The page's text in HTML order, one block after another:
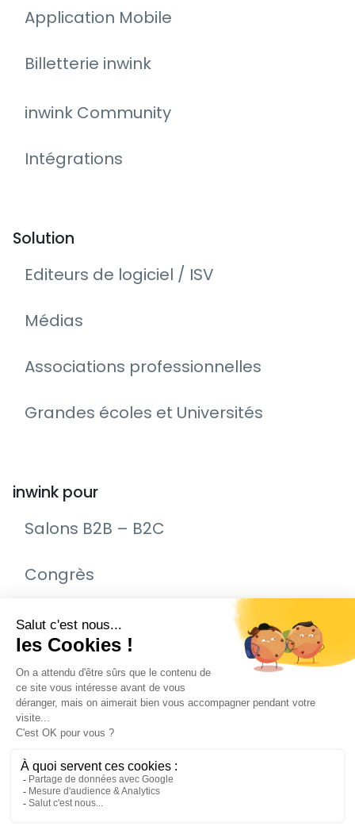
Application Mobile
Billetterie inwink
inwink Community
Intégrations
Solution
Editeurs de logiciel / ISV
Médias
Associations professionnelles
Grandes écoles et Universités
inwink pour
Salons B2B – B2C
Congrès
Remise de prix – Awards
Journée Portes Ouvertes (JPO)